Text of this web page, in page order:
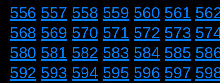
556 557 558 559 560 561
568 569 570 571 572 573
580 581 582 583 584 585
592 593 594 595 596 597